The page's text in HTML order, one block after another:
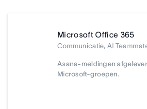
Microsoft Office 365
Communicatie, AI
Asana-meldingen
Microsoft-groepen.